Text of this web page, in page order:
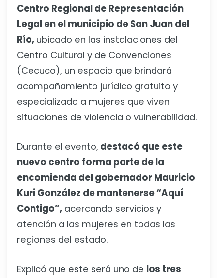
Centro Regional de Representación
Legal en el municipio de San Juan del
Río, ubicado en las instalaciones del
Centro Cultural y de Convenciones
(Cecuco), un espacio que brindará
acompañamiento jurídico gratuito y
especializado a mujeres que viven
situaciones de violencia o vulnerabilidad.
Durante el evento, destacó que este
nuevo centro forma parte de la
encomienda del gobernador Mauricio
Kuri González de mantenerse “Aquí
Contigo”, acercando servicios y
atención a las mujeres en todas las
regiones del estado.
Explicó que este será uno de los tres